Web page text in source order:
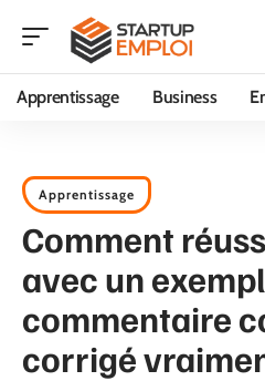
Apprentissage Business
Apprentissage
Comment
avec un
commentaire
corrigé